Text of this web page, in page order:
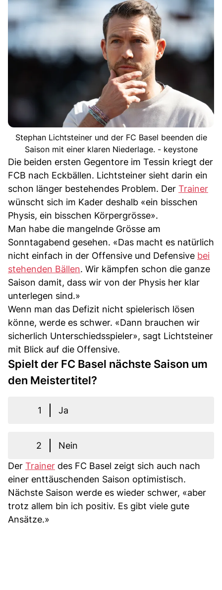
Stephan Lichtsteiner und der FC Basel beenden die
Saison mit einer klaren Niederlage. - keystone
Die beiden ersten Gegentore im Tessin kriegt der
FCB nach Eckbällen. Lichtsteiner sieht darin ein
schon länger bestehendes Problem. Der Trainer
wünscht sich im Kader deshalb «ein bisschen
Physis, ein bisschen Körpergrösse».
Man habe die mangelnde Grösse am
Sonntagabend gesehen. «Das macht es natürlich
nicht einfach in der Offensive und Defensive bei
stehenden Bällen. Wir kämpfen schon die ganze
Saison damit, dass wir von der Physis her klar
unterlegen sind.»
Wenn man das Defizit nicht spielerisch lösen
könne, werde es schwer. «Dann brauchen wir
sicherlich Unterschiedsspieler», sagt Lichtsteiner
mit Blick auf die Offensive.
Spielt der FC Basel nächste Saison um
den Meistertitel?
1 Ja
2
Nein
Der Trainer des FC Basel zeigt sich auch nach
einer enttäuschenden Saison optimistisch.
Nächste Saison werde es wieder schwer, «aber
trotz allem bin ich positiv. Es gibt viele gute
Ansätze.»